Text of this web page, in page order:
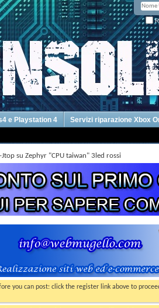
e Playstation 4 Servizi riparazione Xbox
Jtop su Zephyr "CPU taiwan" 3led rossi
you can post: click the register link above to